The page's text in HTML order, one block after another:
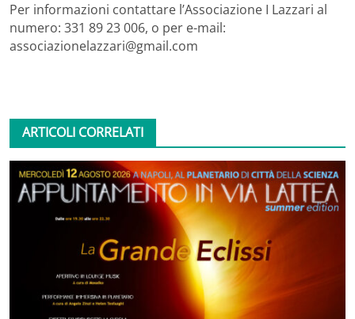
Per informazioni contattare l’Associazione I Lazzari al
numero: 331 89 23 006, o per e-mail:
associazionelazzari@gmail.com
ARTICOLI CORRELATI